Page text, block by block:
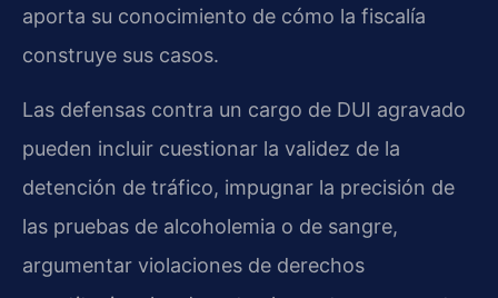
aporta su conocimiento de cómo la fiscalía
construye sus casos.
Las defensas contra un cargo de DUI agravado
pueden incluir cuestionar la validez de la
detención de tráfico, impugnar la precisión de
las pruebas de alcoholemia o de sangre,
argumentar violaciones de derechos